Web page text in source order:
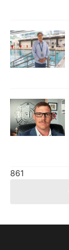
861